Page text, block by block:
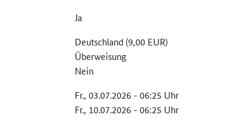
Ja
Deutschland (9,00 EUR)
Überweisung
Nein
Fr., 03.07.2026 - 06:25 Uhr
Fr., 10.07.2026 - 06:25 Uhr